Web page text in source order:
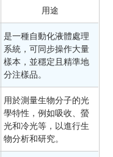
用途
是一種自動化液體處理
系統，可同步操作大量
樣本，並穩定且精準地
分注樣品。
用於測量生物分子的光
學特性，例如吸收、螢
光和冷光等，以進行生
物分析和研究。